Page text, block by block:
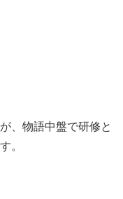
、物語中盤で研修と
。